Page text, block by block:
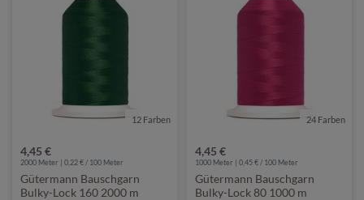
12 Farben
4,45 €
2000 Meter | 0,22 € / 100 Meter
Gütermann Bauschgarn
Bulky-Lock 160 2000 m
24 Farben
4,45 €
1000 Meter | 0,45 € / 100 Meter
Gütermann Bauschgarn
Bulky-Lock 80 1000 m